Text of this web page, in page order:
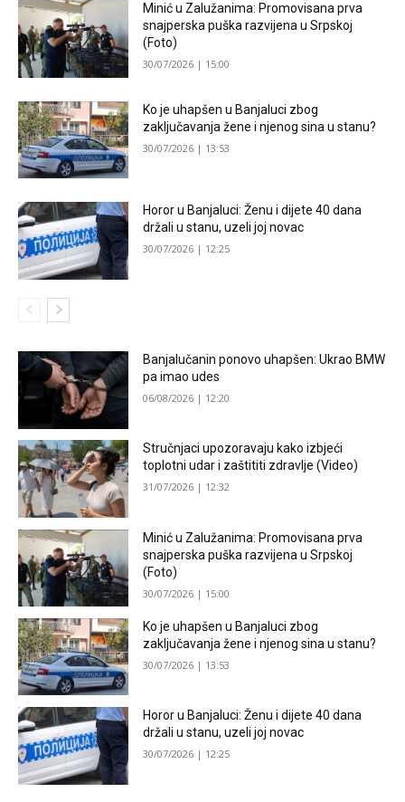
Minić u Zalužanima: Promovisana prva
snajperska puška razvijena u Srpskoj
(Foto)
30/07/2026 | 15:00
Ko je uhapšen u Banjaluci zbog
zaključavanja žene i njenog sina u stanu?
30/07/2026 | 13:53
Horor u Banjaluci: Ženu i dijete 40 dana
držali u stanu, uzeli joj novac
30/07/2026 | 12:25
Banjalučanin ponovo uhapšen: Ukrao BMW
pa imao udes
06/08/2026 | 12:20
Stručnjaci upozoravaju kako izbjeći
toplotni udar i zaštititi zdravlje (Video)
31/07/2026 | 12:32
Minić u Zalužanima: Promovisana prva
snajperska puška razvijena u Srpskoj
(Foto)
30/07/2026 | 15:00
Ko je uhapšen u Banjaluci zbog
zaključavanja žene i njenog sina u stanu?
30/07/2026 | 13:53
Horor u Banjaluci: Ženu i dijete 40 dana
držali u stanu, uzeli joj novac
30/07/2026 | 12:25